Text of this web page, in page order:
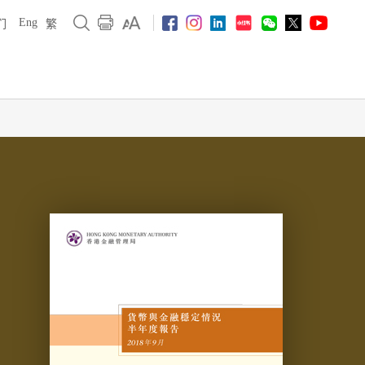
Eng 繁